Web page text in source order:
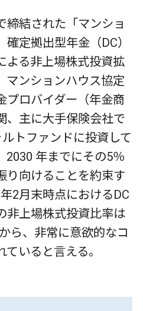
締結された「マンショ
定拠出型年金（DC）
よる非上場株式投資拡
マンションハウス協定
プロバイダー（年金商
、主に大手保険会社で
トファンドに投資して
2030 年までにその5％
り向けることを約束す
2月末時点におけるDC
非上場株式投資比率は
ら、非常に意欲的なコ
いると言える。